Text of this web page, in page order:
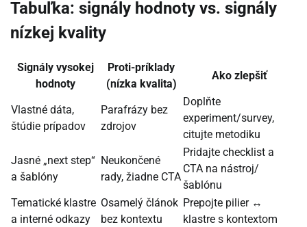
Tabuľka: signály hodnoty vs. signály
nízkej kvality
Signály vysokej
hodnoty
Proti-príklady
(nízka kvalita)
Ako zlepšiť
Vlastné dáta,
štúdie prípadov
Parafrázy bez
zdrojov
Doplňte
experiment/survey,
citujte metodiku
Jasné „next step“
a šablóny
Neukončené
rady, žiadne CTA
Pridajte checklist a
CTA na nástroj/
šablónu
Tematické klastre
a interné odkazy
Osamelý článok
bez kontextu
Prepojte pilier ↔
klastre s kontextom